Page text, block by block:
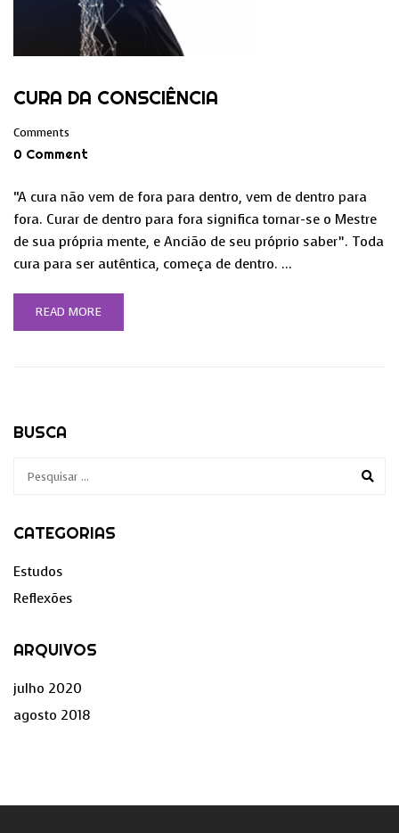
CURA DA CONSCIÊNCIA
Comments
0 Comment
“A cura não vem de fora para dentro, vem de dentro para
fora. Curar de dentro para fora significa tornar-se o Mestre
de sua própria mente, e Ancião de seu próprio saber”. Toda
cura para ser autêntica, começa de dentro. …
READ MORE
BUSCA
CATEGORIAS
Estudos
Reflexões
ARQUIVOS
julho 2020
agosto 2018